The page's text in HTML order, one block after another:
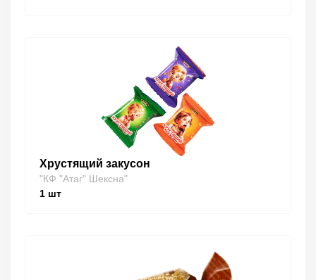
Хрустящий закусон
"КФ "Атаг" Шексна"
1 шт